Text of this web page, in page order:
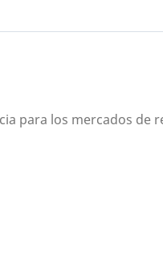
para los mercados de